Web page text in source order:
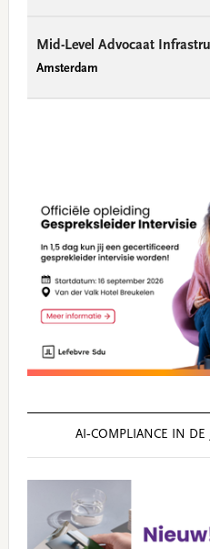
Mid-Level Advocaat
Amsterdam
AI‑COMPLIANCE IN DE